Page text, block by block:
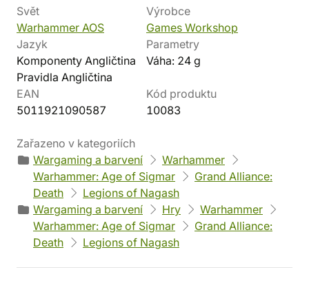
Svět
Warhammer AOS
Výrobce
Games Workshop
Jazyk
Komponenty Angličtina
Pravidla Angličtina
Parametry
Váha: 24 g
EAN
5011921090587
Kód produktu
10083
Zařazeno v kategoriích
Wargaming a barvení
Warhammer
Warhammer: Age of Sigmar
Grand Alliance:
Death
Legions of Nagash
Wargaming a barvení
Hry
Warhammer
Warhammer: Age of Sigmar
Grand Alliance:
Death
Legions of Nagash